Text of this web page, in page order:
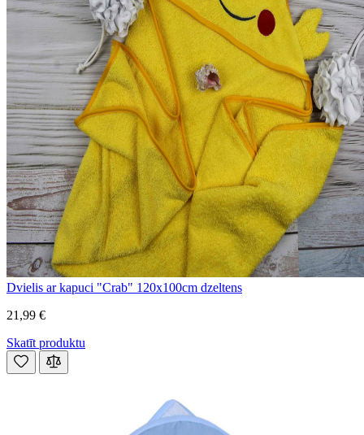
Dvielis ar kapuci "Crab" 120x100cm dzeltens
21,99 €
Skatīt produktu